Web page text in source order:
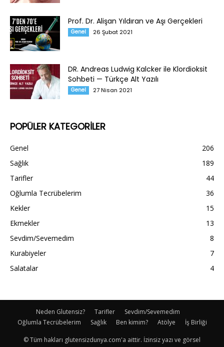
Prof. Dr. Alişan Yıldıran ve Aşı Gerçekleri
Genel 26 Şubat 2021
DR. Andreas Ludwig Kalcker ile Klordioksit
Sohbeti — Türkçe Alt Yazılı
Genel 27 Nisan 2021
POPÜLER KATEGORİLER
Genel
206
Sağlık
189
Tarifler
44
Oğlumla Tecrübelerim
36
Kekler
15
Ekmekler
13
Sevdim/Sevemedim
8
Kurabiyeler
7
Salatalar
4
Neden Glutensiz? Tarifler
Sevdim/Sevemedim
Oğlumla Tecrübelerim
Sağlık Ben kimim? Atölye İş Birliği
© Tüm hakları glutensizdunya.com'a aittir. İzinsiz yazı ve görsel